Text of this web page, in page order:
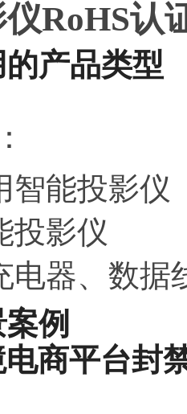
RoHS认
产品类型
智能投影仪
投影仪
电器、数据
例
商平台封